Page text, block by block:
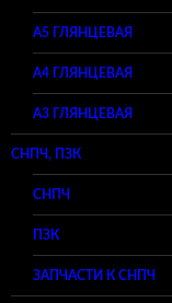
A5 ГЛЯНЦЕВАЯ
А4 ГЛЯНЦЕВАЯ
A3 ГЛЯНЦЕВАЯ
СНПЧ, ПЗК
СНПЧ
ПЗК
ЗАПЧАСТИ К СНПЧ